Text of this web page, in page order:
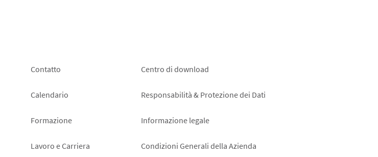
Footer
left
Contatto
Calendario
Formazione
Lavoro e Carriera
Footer
right
Centro di download
Responsabilità & Protezione dei Dati
Informazione legale
Condizioni Generali della Azienda